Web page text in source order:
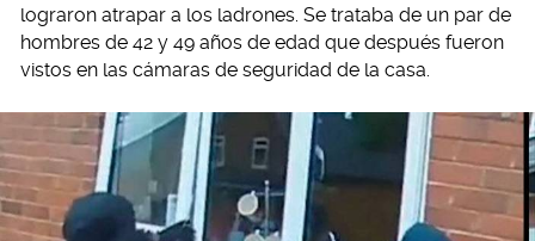
lograron atrapar a los ladrones. Se trataba de un par de
hombres de 42 y 49 años de edad que después fueron
vistos en las cámaras de seguridad de la casa.